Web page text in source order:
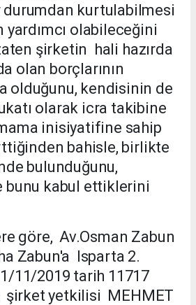
kurtulabilmesi
olabileceğini
şirketin hali hazırda
olan borçlarının
olduğunu, kendisinin de
olarak icra takibine
inisiyatifine sahip
bahisle, birlikte
bulunduğunu,
bunu kabul ettiklerini
göre, Av.Osman Zabun
Zabun'a Isparta 2.
11/2019 tarih 11717
şirket yetkilisi MEHMET